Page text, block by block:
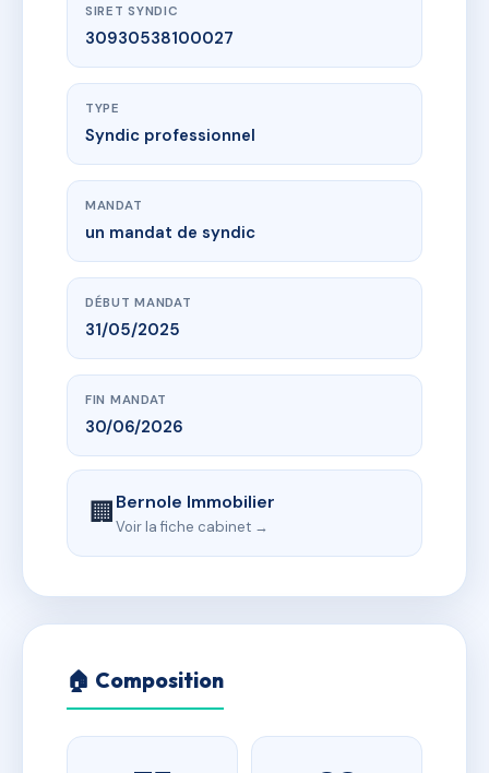
SIRET SYNDIC
30930538100027
TYPE
Syndic professionnel
MANDAT
un mandat de syndic
DÉBUT MANDAT
31/05/2025
FIN MANDAT
30/06/2026
🏢Bernole Immobilier
Voir la fiche cabinet →
🏠 Composition